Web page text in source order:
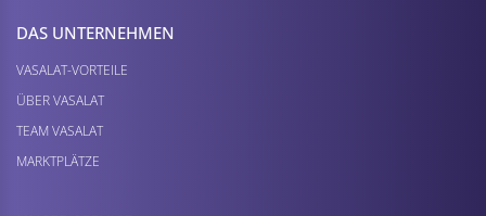
DAS UNTERNEHMEN
VASALAT-VORTEILE
ÜBER VASALAT
TEAM VASALAT
MARKTPLÄTZE